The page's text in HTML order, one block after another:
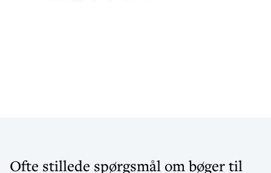
Ofte stillede spørgsmål om bøger til